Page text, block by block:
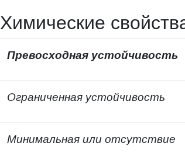
Химические
Превосходная устойчивость
Ограниченная устойчивость
Минимальная или отсутствие